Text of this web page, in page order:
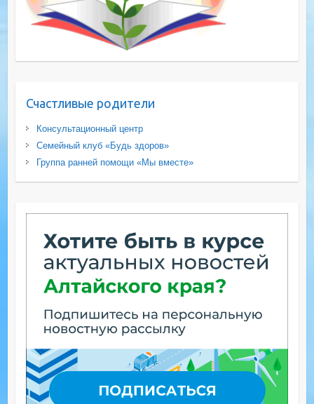
Счастливые родители
Консультационный центр
Семейный клуб «Будь здоров»
Группа ранней помощи «Мы вместе»